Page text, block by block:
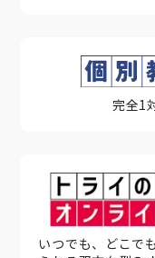
完全1
いつでも、どこで